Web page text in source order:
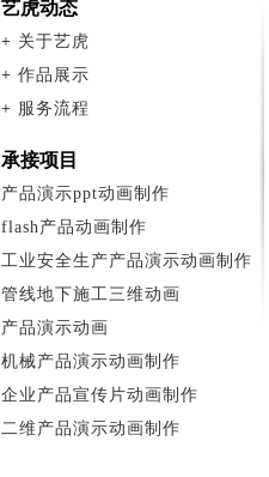
艺虎动态
+ 关于艺虎
+ 作品展示
+ 服务流程
承接项目
产品演示ppt动画制作
flash产品动画制作
工业安全生产产品演示动画制作
管线地下施工三维动画
产品演示动画
机械产品演示动画制作
企业产品宣传片动画制作
二维产品演示动画制作